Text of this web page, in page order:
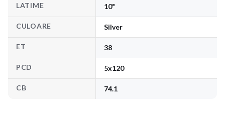
LATIME 10"
CULOARE Silver
ET 38
PCD 5x120
CB 74.1